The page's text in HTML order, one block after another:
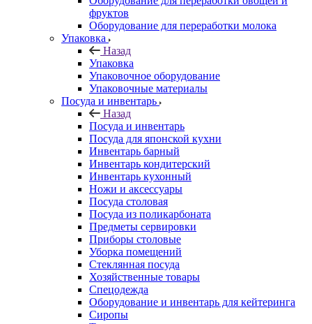
фруктов
Оборудование для переработки молока
Упаковка
Назад
Упаковка
Упаковочное оборудование
Упаковочные материалы
Посуда и инвентарь
Назад
Посуда и инвентарь
Посуда для японской кухни
Инвентарь барный
Инвентарь кондитерский
Инвентарь кухонный
Ножи и аксессуары
Посуда столовая
Посуда из поликарбоната
Предметы сервировки
Приборы столовые
Уборка помещений
Стеклянная посуда
Хозяйственные товары
Спецодежда
Оборудование и инвентарь для кейтеринга
Сиропы